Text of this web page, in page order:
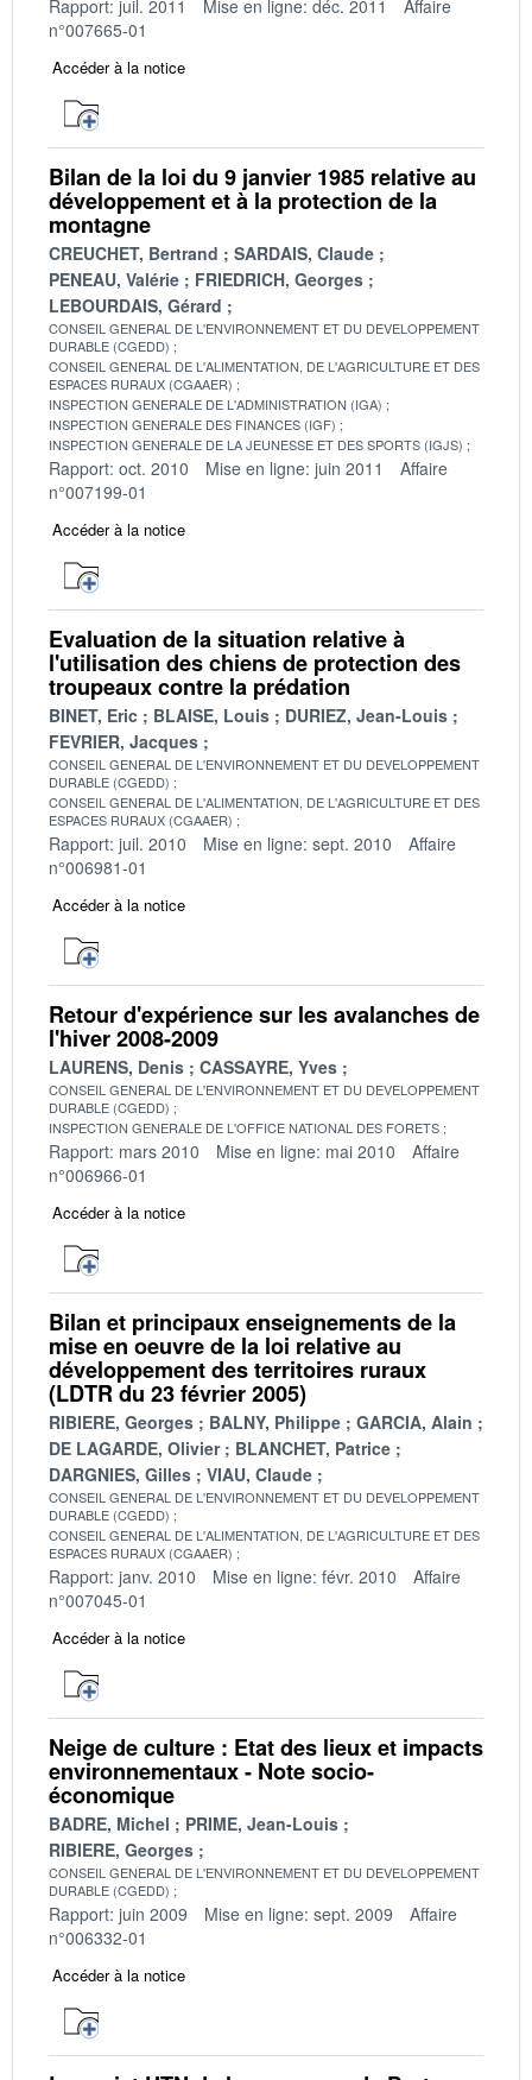
Rapport: juil. 2011 Mise en ligne: déc. 2011
Affaire
n°007665-01
Accéder à la notice
Bilan de la loi du 9 janvier 1985 relative au
développement et à la protection de la
montagne
CREUCHET, Bertrand
SARDAIS, Claude
PENEAU, Valérie
FRIEDRICH, Georges
LEBOURDAIS, Gérard
CONSEIL GENERAL DE L'ENVIRONNEMENT ET DU DEVELOPPEMENT
DURABLE (CGEDD)
CONSEIL GENERAL DE L'ALIMENTATION, DE L'AGRICULTURE ET DES
ESPACES RURAUX (CGAAER)
INSPECTION GENERALE DE L'ADMINISTRATION (IGA)
INSPECTION GENERALE DES FINANCES (IGF)
INSPECTION GENERALE DE LA JEUNESSE ET DES SPORTS (IGJS)
Rapport: oct. 2010 Mise en ligne: juin 2011
Affaire
n°007199-01
Accéder à la notice
Evaluation de la situation relative à
l'utilisation des chiens de protection des
troupeaux contre la prédation
BINET, Eric BLAISE, Louis
DURIEZ, Jean-Louis
FEVRIER, Jacques
CONSEIL GENERAL DE L'ENVIRONNEMENT ET DU DEVELOPPEMENT
DURABLE (CGEDD)
CONSEIL GENERAL DE L'ALIMENTATION, DE L'AGRICULTURE ET DES
ESPACES RURAUX (CGAAER)
Rapport: juil. 2010 Mise en ligne: sept. 2010
Affaire
n°006981-01
Accéder à la notice
Retour d'expérience sur les avalanches de
l'hiver 2008-2009
LAURENS, Denis CASSAYRE, Yves
CONSEIL GENERAL DE L'ENVIRONNEMENT ET DU DEVELOPPEMENT
DURABLE (CGEDD)
INSPECTION GENERALE DE L'OFFICE NATIONAL DES FORETS
Rapport: mars 2010 Mise en ligne: mai 2010
Affaire
n°006966-01
Accéder à la notice
Bilan et principaux enseignements de la
mise en oeuvre de la loi relative au
développement des territoires ruraux
(LDTR du 23 février 2005)
RIBIERE, Georges BALNY, Philippe
GARCIA, Alain
DE LAGARDE, Olivier
BLANCHET, Patrice
DARGNIES, Gilles
VIAU, Claude
CONSEIL GENERAL DE L'ENVIRONNEMENT ET DU DEVELOPPEMENT
DURABLE (CGEDD)
CONSEIL GENERAL DE L'ALIMENTATION, DE L'AGRICULTURE ET DES
ESPACES RURAUX (CGAAER)
Rapport: janv. 2010 Mise en ligne: févr. 2010
Affaire
n°007045-01
Accéder à la notice
Neige de culture : Etat des lieux et impacts
environnementaux - Note socio-
économique
BADRE, Michel
PRIME, Jean-Louis
RIBIERE, Georges
CONSEIL GENERAL DE L'ENVIRONNEMENT ET DU DEVELOPPEMENT
DURABLE (CGEDD)
Rapport: juin 2009 Mise en ligne: sept. 2009
Affaire
n°006332-01
Accéder à la notice